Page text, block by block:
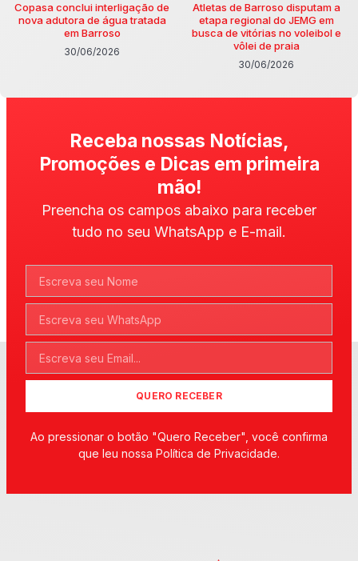
Copasa conclui interligação de
nova adutora de água tratada
em Barroso
30/06/2026
Atletas de Barroso disputam a
etapa regional do JEMG em
busca de vitórias no voleibol e
vôlei de praia
30/06/2026
Receba nossas Notícias,
Promoções e Dicas em primeira
mão!
Preencha os campos abaixo para receber
tudo no seu WhatsApp e E-mail.
QUERO RECEBER
Ao pressionar o botão "Quero Receber", você confirma
que leu nossa Política de Privacidade.